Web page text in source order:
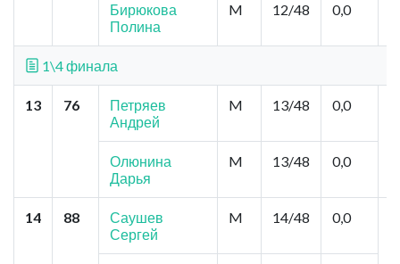
Бирюкова
Полина
M 12/48 0,0
1\4 финала
13 76
Петряев
Андрей
M 13/48 0,0
Олюнина
Дарья
M 13/48 0,0
14 88
Саушев
Сергей
M 14/48 0,0